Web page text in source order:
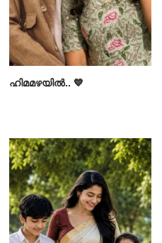
ഹിമമഴയിൽ.. 💙